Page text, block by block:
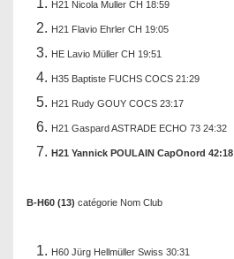
H21 Nicola Muller CH 18:59
H21 Flavio Ehrler CH 19:05
HE Lavio Müller CH 19:51
H35 Baptiste FUCHS COCS 21:29
H21 Rudy GOUY COCS 23:17
H21 Gaspard ASTRADE ECHO 73 24:32
H21 Yannick POULAIN CapOnord 42:18
B-H60 (13) catégorie Nom Club
H60 Jürg Hellmüller Swiss 30:31